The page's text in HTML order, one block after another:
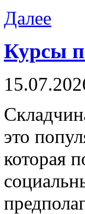
Далее
Курсы
это
которая